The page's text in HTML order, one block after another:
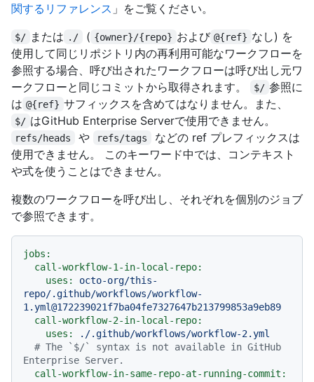
関するリファレンス 」をご覧ください。
$/ または ./ ( {owner}/{repo} および @{ref} なし) を
使用して同じリポジトリ内の再利用可能なワークフローを
参照する場合、呼び出されたワークフローは呼び出し元ワ
ークフローと同じコミットから取得されます。
$/ 参照に
は @{ref} サフィックスを含めてはなりません。また、
$/ はGitHub Enterprise Serverで使用できません。
refs/heads や refs/tags
などの ref プレフィックスは
使用できません。 このキーワード中では、コンテキスト
や式を使うことはできません。
複数のワークフローを呼び出し、それぞれを個別のジョブ
で参照できます。
jobs:
call-workflow-1-in-local-repo:
uses:
octo-org/this-
repo/.github/workflows/workflow-
1.yml@172239021f7ba04fe7327647b213799853a9eb89
call-workflow-2-in-local-repo:
uses:
./.github/workflows/workflow-2.yml
# The `$/` syntax is not available in GitHub
Enterprise Server.
call-workflow-in-same-repo-at-running-commit: